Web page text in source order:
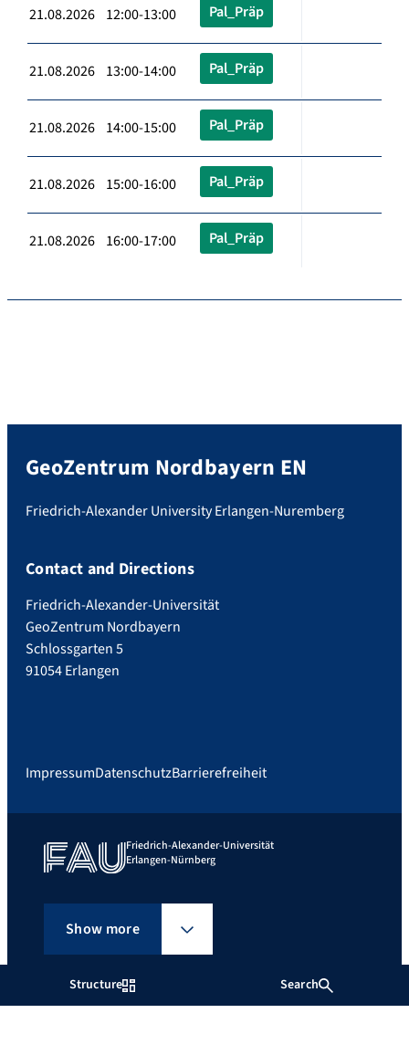
Structure Search
21.08.2026 12:00-13:00 Pal_Präp
21.08.2026 13:00-14:00 Pal_Präp
21.08.2026 14:00-15:00 Pal_Präp
21.08.2026 15:00-16:00 Pal_Präp
21.08.2026 16:00-17:00 Pal_Präp
GeoZentrum Nordbayern EN
Friedrich-Alexander University Erlangen-Nuremberg
Contact and Directions
Friedrich-Alexander-Universität
GeoZentrum Nordbayern
Schlossgarten 5
91054 Erlangen
ImpressumDatenschutzBarrierefreiheit
Friedrich-Alexander-Universität
Erlangen-Nürnberg
Show more